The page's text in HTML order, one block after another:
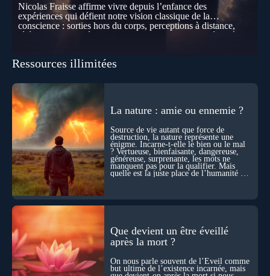
Nicolas Fraisse affirme vivre depuis l’enfance des
expériences qui défient notre vision classique de la
conscience : sorties hors du corps, perceptions à distance,
télépathie spontanée… Comment accueillir ces phénomènes
les pensées d’autrui ? Que deviennent l’espace, le temps… et
disparaître ? Au fil de cet échange, Nicolas raconte ses
expériences les plus troublantes : visions vérifiées,
explorations du cosmos, présence d’autres consciences
durant ses sorties, protocoles scientifiques… et toujours, cette
sensation étrange d’être relié à bien plus vaste que lui-même
! Sommes-nous à l’aube d’une révolution de la conscience ?
Sans doute. Mais encore faut-il accepter d’explorer ces
territoires avec lucidité, et rigueur…
Ressources illimitées
La nature : amie ou ennemie ?
Source de vie autant que force de
destruction, la nature représente une
énigme. Incarne-t-elle le bien ou le mal
? Vertueuse, bienfaisante, dangereuse,
généreuse, surprenante, les mots ne
manquent pas pour la qualifier. Mais
quelle est la juste place de l’humanité au
Que devient un être éveillé
après la mort ?
On nous parle souvent de l’Éveil comme
but ultime de l’existence incarnée, mais